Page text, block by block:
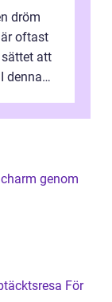
dröm
oftast
att
denna
genom
För